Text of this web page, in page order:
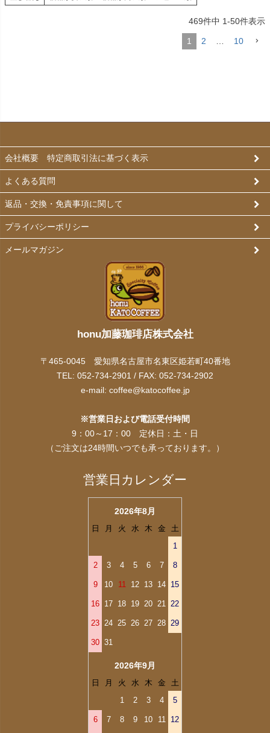
469件中 1-50件表示
1 2 10
honu加藤珈琲店株式会社
〒465-0045 愛知県名古屋市名東区姫若町40番地
TEL: 052-734-2901 / FAX: 052-734-2902
e-mail: coffee@katocoffee.jp
※営業日および電話受付時間
9：00～17：00 定休日：土・日
（ご注文は24時間いつでも承っております。）
営業日カレンダー
2026年8月
日 月 火 水 木 金
土
1
2 3 4 5 6 7 8
9 10 11 12 13 14 15
16 17 18 19 20 21 22
23 24 25 26 27 28 29
30 31
2026年9月
日 月 火 水 木 金
土
1
2 3 4 5
6 7 8 9 10 11 12
会社概要 特定商取引法に基づく表示
よくある質問
返品・交換・免責事項に関して
プライバシーポリシー
メールマガジン